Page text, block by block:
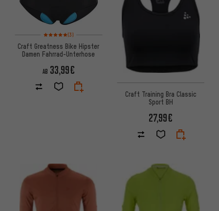
Bewertungen: 5 von 5 basierend auf 3 Bewertungen
(3)
Craft Greatness Bike Hipster
Damen Fahrrad-Unterhose
AB 33,99€
Craft Training Bra Classic
Sport BH
27,99€